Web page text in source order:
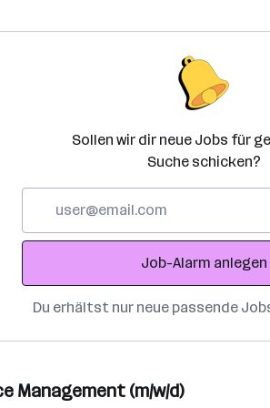
Sollen wir dir neue Jobs für
Suche schicken?
Adresse
Job-Alarm anlegen
Du erhältst nur neue passende
Management (m/w/d)